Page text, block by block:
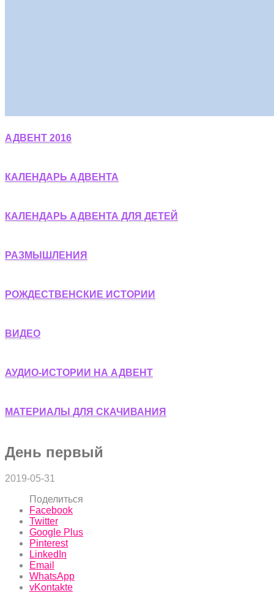
АДВЕНТ 2016
КАЛЕНДАРЬ АДВЕНТА
КАЛЕНДАРЬ АДВЕНТА ДЛЯ ДЕТЕЙ
РАЗМЫШЛЕНИЯ
РОЖДЕСТВЕНСКИЕ ИСТОРИИ
ВИДЕО
АУДИО-ИСТОРИИ НА АДВЕНТ
МАТЕРИАЛЫ ДЛЯ СКАЧИВАНИЯ
День первый
2019-05-31
Поделиться
Facebook
Twitter
Google Plus
Pinterest
LinkedIn
Email
WhatsApp
vKontakte